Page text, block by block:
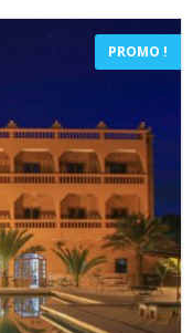
PROMO !